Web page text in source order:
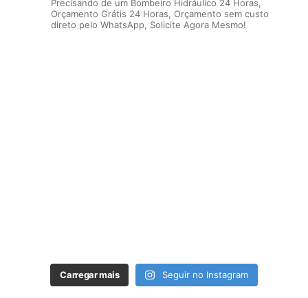
Precisando de um Bombeiro Hidráulico 24 Horas,
Orçamento Grátis 24 Horas, Orçamento sem custo
direto pelo WhatsApp, Solicite Agora Mesmo!
Carregar mais Seguir no Instagram